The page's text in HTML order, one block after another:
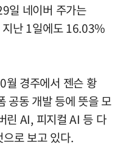
일 네이버 주가는
난 1일에도 16.03%
월 경주에서 젠슨 황
공동 개발 등에 뜻을 모
린 AI, 피지컬 AI 등 다
로 보고 있다.